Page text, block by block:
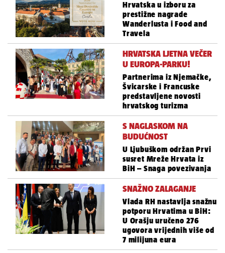
Hrvatska u izboru za
prestižne nagrade
Wanderlusta i Food and
Travela
HRVATSKA LJETNA VEČER
U EUROPA-PARKU!
Partnerima iz Njemačke,
Švicarske i Francuske
predstavljene novosti
hrvatskog turizma
S NAGLASKOM NA
BUDUĆNOST
U Ljubuškom održan Prvi
susret Mreže Hrvata iz
BiH – Snaga povezivanja
SNAŽNO ZALAGANJE
Vlada RH nastavlja snažnu
potporu Hrvatima u BiH:
U Orašju uručeno 276
ugovora vrijednih više od
7 milijuna eura